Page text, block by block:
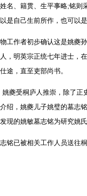
名、籍贯、生平事略;铭则
是自己生前所作，也可以是
作者初步确认这是姚夔孙
，明英宗正统七年进士，
途，直至吏部尚书。
受桐庐人推崇，除了正
绍，姚夔儿子姚璧的墓志
现的姚敏墓志铭为研究姚
已被相关工作人员送往桐